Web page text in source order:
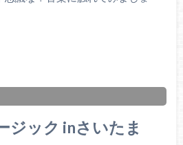
ジック inさいたま